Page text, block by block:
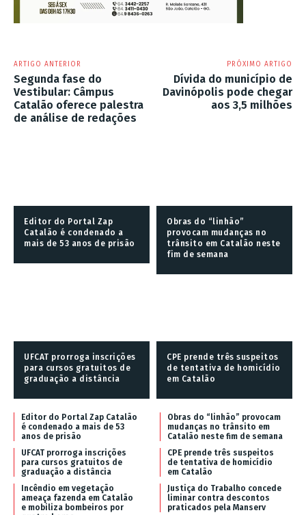
ARTIGO ANTERIOR
Segunda fase do
Vestibular: Câmpus
Catalão oferece palestra
de análise de redações
PRÓXIMO ARTIGO
Dívida do município de
Davinópolis pode chegar
aos 3,5 milhões
Editor do Portal Zap
Catalão é condenado a
mais de 53 anos de prisão
Obras do “linhão”
provocam mudanças no
trânsito em Catalão neste
fim de semana
UFCAT prorroga inscrições
para cursos gratuitos de
graduação a distância
CPE prende três suspeitos
de tentativa de homicídio
em Catalão
Editor do Portal Zap Catalão
é condenado a mais de 53
anos de prisão
Obras do “linhão” provocam
mudanças no trânsito em
Catalão neste fim de semana
UFCAT prorroga inscrições
para cursos gratuitos de
graduação a distância
CPE prende três suspeitos
de tentativa de homicídio
em Catalão
Incêndio em vegetação
ameaça fazenda em Catalão
e mobiliza bombeiros por
Justiça do Trabalho concede
liminar contra descontos
praticados pela Manserv